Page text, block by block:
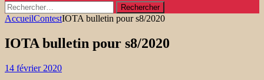
Rechercher :
AccueilContestIOTA bulletin pour s8/2020
IOTA bulletin pour s8/2020
14 février 2020